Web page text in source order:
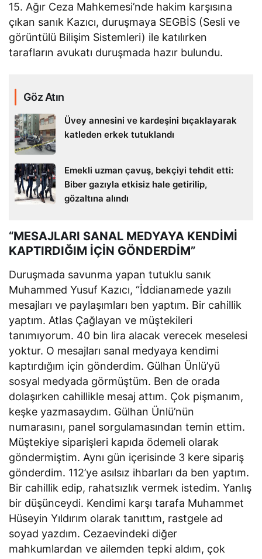
15. Ağır Ceza Mahkemesi’nde hakim karşısına
çıkan sanık Kazıcı, duruşmaya SEGBİS (Sesli ve
görüntülü Bilişim Sistemleri) ile katılırken
tarafların avukatı duruşmada hazır bulundu.
Göz Atın
Üvey annesini ve kardeşini bıçaklayarak
katleden erkek tutuklandı
Emekli uzman çavuş, bekçiyi tehdit etti:
Biber gazıyla etkisiz hale getirilip,
gözaltına alındı
“MESAJLARI SANAL MEDYAYA KENDİMİ
KAPTIRDIĞIM İÇİN GÖNDERDİM”
Duruşmada savunma yapan tutuklu sanık
Muhammed Yusuf Kazıcı, “İddianamede yazılı
mesajları ve paylaşımları ben yaptım. Bir cahillik
yaptım. Atlas Çağlayan ve müştekileri
tanımıyorum. 40 bin lira alacak verecek meselesi
yoktur. O mesajları sanal medyaya kendimi
kaptırdığım için gönderdim. Gülhan Ünlü’yü
sosyal medyada görmüştüm. Ben de orada
dolaşırken cahillikle mesaj attım. Çok pişmanım,
keşke yazmasaydım. Gülhan Ünlü’nün
numarasını, panel sorgulamasından temin ettim.
Müştekiye siparişleri kapıda ödemeli olarak
göndermiştim. Aynı gün içerisinde 3 kere sipariş
gönderdim. 112’ye asılsız ihbarları da ben yaptım.
Bir cahillik edip, rahatsızlık vermek istedim. Yanlış
bir düşünceydi. Kendimi karşı tarafa Muhammet
Hüseyin Yıldırım olarak tanıttım, rastgele ad
soyad yazdım. Cezaevindeki diğer
mahkumlardan ve ailemden tepki aldım, çok